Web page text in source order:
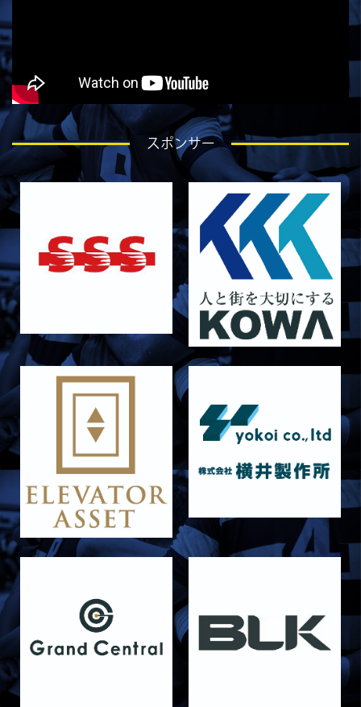
スポンサー